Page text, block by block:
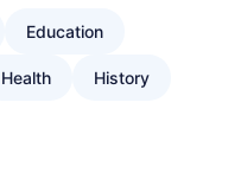
Education
Health History